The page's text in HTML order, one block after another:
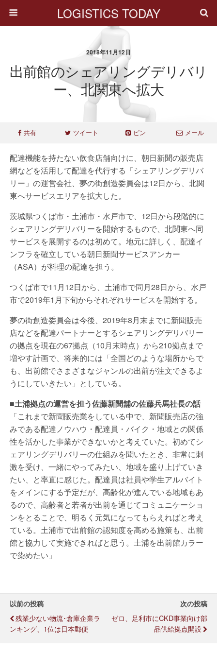
LOGISTICS TODAY
2018年11月12日
出前館のシェアリングデリバリ
ー、北関東へ拡大
共有 ツイート ピン メール
配達機能を持たない飲食店舗向けに、朝日新聞の販売店
網などを活用して配達を代行する「シェアリングデリバ
リー」の運営会社、夢の街創造委員会は12日から、北関
東へサービスエリアを拡大した。
茨城県つくば市・土浦市・水戸市で、12日から段階的に
シェアリングデリバリーを開始するもので、北関東へ同
サービスを展開するのは初めて。地元に詳しく、配達イ
ンフラを確立している朝日新聞サービスアンカー
（ASA）が料理の配達を担う。
つくば市で11月12日から、土浦市で同月28日から、水戸
市で2019年1月下旬からそれぞれサービスを開始する。
夢の街創造委員会は今後、2019年8月末までに新聞販売
店などを配達パートナーとするシェアリングデリバリー
の拠点を現在の67拠点（10月末時点）から210拠点まで
増やす計画で、将来的には「全国どのような場所からで
も、出前館でさまざまなジャンルの出前が注文できるよ
うにしていきたい」としている。
■土浦拠点の運営を担う佐藤新聞舖の佐藤兵馬社長の話
「これまで新聞販売業をしている中で、新聞販売店の強
みである配達ノウハウ・配達員・バイク・地域との関係
性を活かした事業ができないかと考えていた。初めてシ
ェアリングデリバリーの仕組みを聞いたとき、非常に刺
激を受け、一緒にやってみたい、地域を盛り上げていき
たい、と率直に感じた。配達員は社員や学生アルバイト
をメインにする予定だが、高齢化が進んでいる地域もあ
るので、高齢者と若者が出前を通じてコミュニケーショ
ンをとることで、明るく元気になってもらえればと考え
ている。土浦市で出前館の認知度を高める施策も、出前
館と協力して実施できればと思う。土浦を出前館カラー
で染めたい」
以前の投稿
残業少ない物流･倉庫企業ラ
ンキング、1位は日本郵便
次の投稿
ゼロ、足利市にCKD事業向け部
品供給拠点開設